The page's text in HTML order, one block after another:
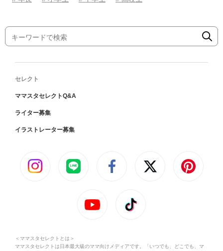
セレクト
ママスタセレクトQ&A
ライター募集
イラストレーター募集
＜ママスタセレクトとは＞
ママスタセレクトは日本最大級のママ向けメディアです。「いつでも、どこでも、マ